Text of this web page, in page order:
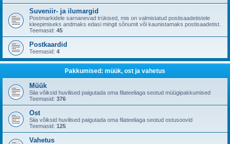
Suveniir- ja ilumargid
Postmarkidele sarnanevad trükised, mis on valmistatud postisaadetistele
kleepimiseks andmaks edasi mingit sõnumit või kaunistamaks postisaadetist.
Teemasid: 45
Postkaardid
Teemasid: 4
Pakkumised: müük, ost ja vahetus
Müük
Siia võiksid huvilised paigutada oma filateeliaga seotud müügipakkumised
Teemasid: 376
Ost
Siia võiksid huvilised paigutada oma filateeliaga seotud ostusoovid
Teemasid: 125
Vahetus